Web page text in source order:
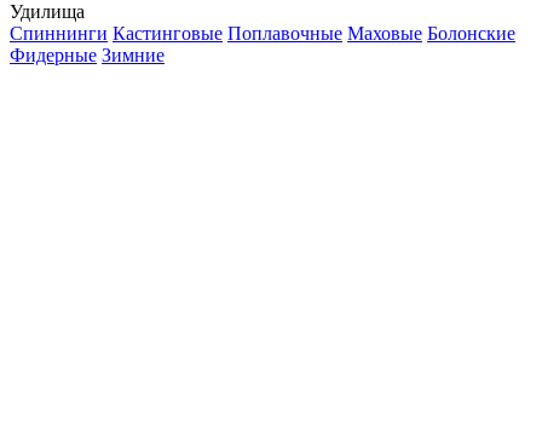
Удилища
Спиннинги Кастинговые Поплавочные Маховые Болонские
Фидерные Зимние